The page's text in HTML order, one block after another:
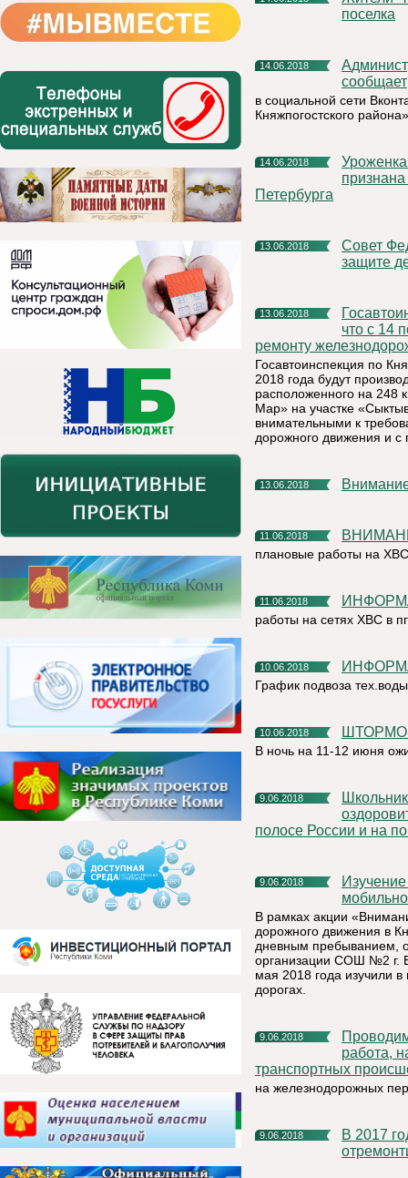
поселка
14.06.2018
Администрация муниципального района «Княжпогостский»
сообщает
в социальной сети
Княжпогостского
14.06.2018
Уроженка Республики Коми Надежда Юрьевна Барулькина
Петербурга
13.06.2018
Совет Федерации подготовил рекомендации для сайтов о
защите
13.06.2018
Госавтоинспекция по Княжпогостскому району информирует,
что с 14
ремонту
Госавтоинспекция по
2018 года будут
расположенного на 248
Мар» на участке
внимательными к
дорожного движения и
13.06.2018
11.06.2018
плановые работы на
11.06.2018
работы на сетях ХВС в
10.06.2018
График подвоза
10.06.2018
В ночь на 11-12 июня
9.06.2018
Школьники Княжпогостского района будут отдыхать в детских
полосе России и на
9.06.2018
Изучение ПДД в интерактивной форме на специальном
В рамках акции
дорожного движения в
дневным пребыванием,
организации СОШ №2 г.
мая 2018 года изучили
дорогах.
9.06.2018
Проводимая ОАО «РЖД» разъяснительно-профилактическая
работа,
транспортных
на железнодорожных
9.06.2018
В 2017 году в рамках капитального ремонта в Чиньяворыке